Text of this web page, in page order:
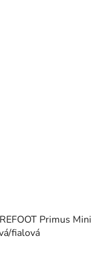
Primus Mini
fialová